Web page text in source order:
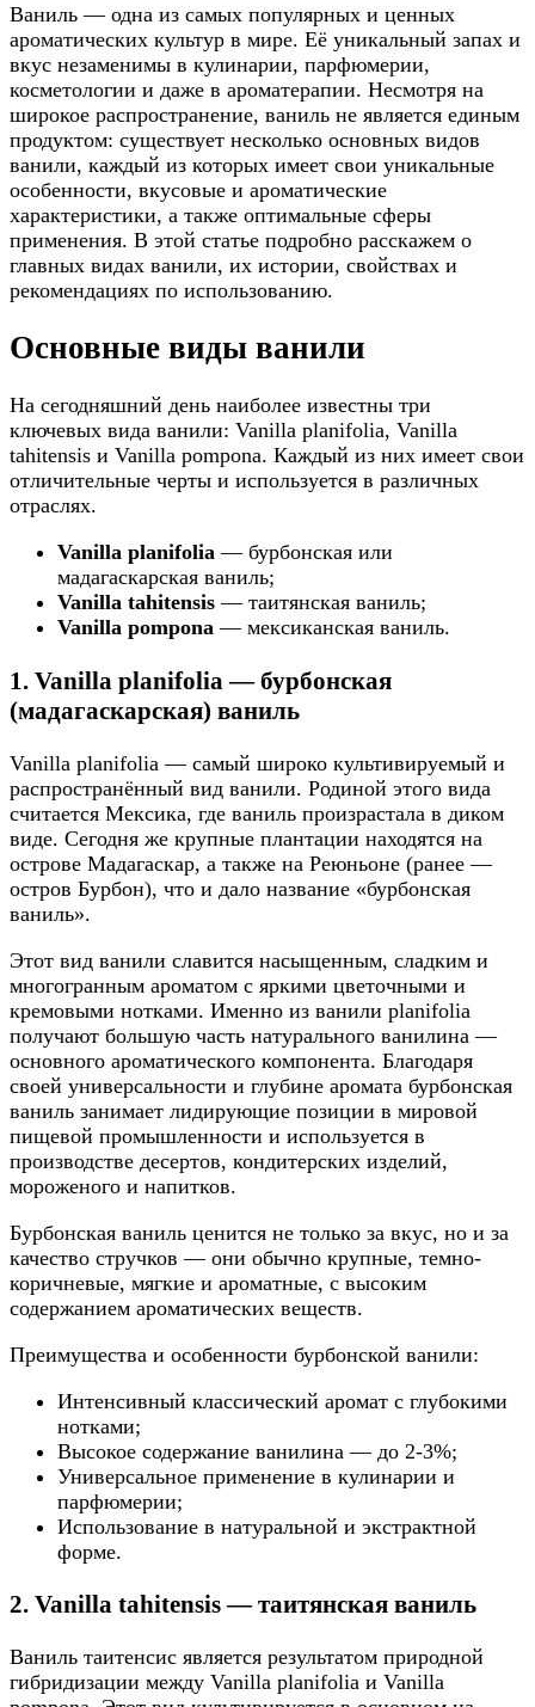
ванили:
сорта,
применение
и
интересные
факты
Ваниль — одна из самых популярных и ценных
ароматических культур в мире. Её уникальный запах и
вкус незаменимы в кулинарии, парфюмерии,
косметологии и даже в ароматерапии. Несмотря на
широкое распространение, ваниль не является единым
продуктом: существует несколько основных видов
ванили, каждый из которых имеет свои уникальные
особенности, вкусовые и ароматические
характеристики, а также оптимальные сферы
применения. В этой статье подробно расскажем о
главных видах ванили, их истории, свойствах и
рекомендациях по использованию.
Основные виды ванили
На сегодняшний день наиболее известны три
ключевых вида ванили: Vanilla planifolia, Vanilla
tahitensis и Vanilla pompona. Каждый из них имеет свои
отличительные черты и используется в различных
отраслях.
Vanilla planifolia — бурбонская или
мадагаскарская ваниль;
Vanilla tahitensis — таитянская ваниль;
Vanilla pompona — мексиканская ваниль.
1. Vanilla planifolia — бурбонская
(мадагаскарская) ваниль
Vanilla planifolia — самый широко культивируемый и
распространённый вид ванили. Родиной этого вида
считается Мексика, где ваниль произрастала в диком
виде. Сегодня же крупные плантации находятся на
острове Мадагаскар, а также на Реюньоне (ранее —
остров Бурбон), что и дало название «бурбонская
ваниль».
Этот вид ванили славится насыщенным, сладким и
многогранным ароматом с яркими цветочными и
кремовыми нотками. Именно из ванили planifolia
получают большую часть натурального ванилина —
основного ароматического компонента. Благодаря
своей универсальности и глубине аромата бурбонская
ваниль занимает лидирующие позиции в мировой
пищевой промышленности и используется в
производстве десертов, кондитерских изделий,
мороженого и напитков.
Бурбонская ваниль ценится не только за вкус, но и за
качество стручков — они обычно крупные, темно-
коричневые, мягкие и ароматные, с высоким
содержанием ароматических веществ.
Преимущества и особенности бурбонской ванили:
Интенсивный классический аромат с глубокими
нотками;
Высокое содержание ванилина — до 2-3%;
Универсальное применение в кулинарии и
парфюмерии;
Использование в натуральной и экстрактной
форме.
2. Vanilla tahitensis — таитянская ваниль
Ваниль таитенсис является результатом природной
гибридизации между Vanilla planifolia и Vanilla